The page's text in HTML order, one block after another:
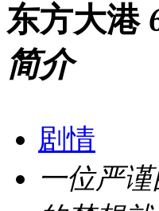
东方大港
简介
剧情
一位严